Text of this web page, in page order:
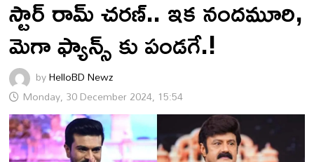
స్టార్ రామ్ చరణ్.. ఇక నందమూరి,
మెగా ఫ్యాన్స్ కు పండగే.!
byHelloBD Newz
Monday, 30 December 2024, 15:54